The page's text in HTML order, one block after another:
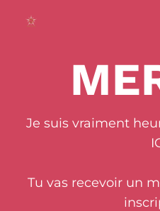
Je suis vraiment
Tu vas recevoir un